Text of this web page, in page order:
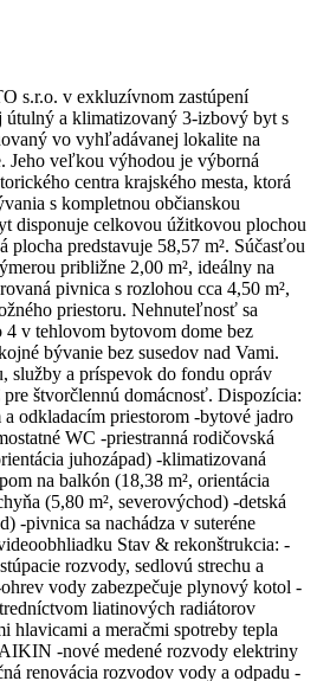
s.r.o. v exkluzívnom zastúpení
útulný a klimatizovaný 3-izbový byt s
vo vyhľadávanej lokalite na
Jeho veľkou výhodou je výborná
centra krajského mesta, ktorá
s kompletnou občianskou
disponuje celkovou úžitkovou plochou
plocha predstavuje 58,57 m². Súčasťou
približne 2,00 m², ideálny na
pivnica s rozlohou cca 4,50 m²,
priestoru. Nehnuteľnosť sa
4 v tehlovom bytovom dome bez
bývanie bez susedov nad Vami.
služby a príspevok do fondu opráv
štvorčlennú domácnosť. Dispozícia:
odkladacím priestorom -bytové jadro
WC -priestranná rodičovská
juhozápad) -klimatizovaná
na balkón (18,38 m², orientácia
(5,80 m², severovýchod) -detská
-pivnica sa nachádza v suteréne
Stav & rekonštrukcia: -
rozvody, sedlovú strechu a
vody zabezpečuje plynový kotol -
liatinových radiátorov
hlavicami a meračmi spotreby tepla
-nové medené rozvody elektriny
renovácia rozvodov vody a odpadu -